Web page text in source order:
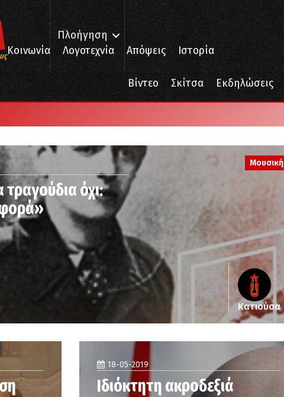
Πλοήγηση
Κοινωνία Λογοτεχνία Απόψεις Ιστορία
Βίντεο Σκίτσα Εκδηλώσεις
Μουσική
τραγούδια όχι:
Κατιούσα
18-05-2019
Ιδιόκτητη ακροδεξιά